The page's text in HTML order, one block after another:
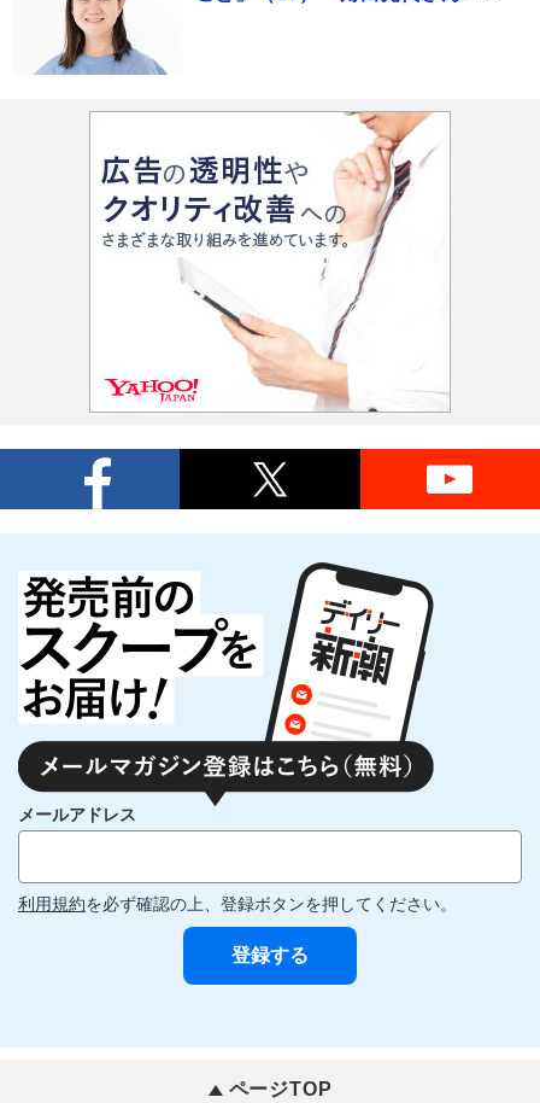
メールアドレス
利用規約を必ず確認の上、登録ボタンを押してください。
ページTOP